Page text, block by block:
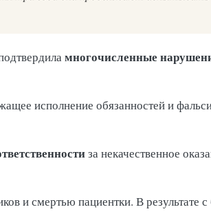
многочисленные
исполнение обязанностей и
за некачественное
и смертью пациентки. В результате